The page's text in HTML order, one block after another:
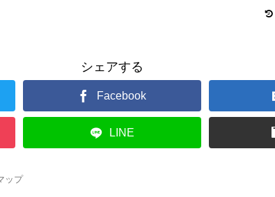
シェアする
Facebook
LINE
ップ